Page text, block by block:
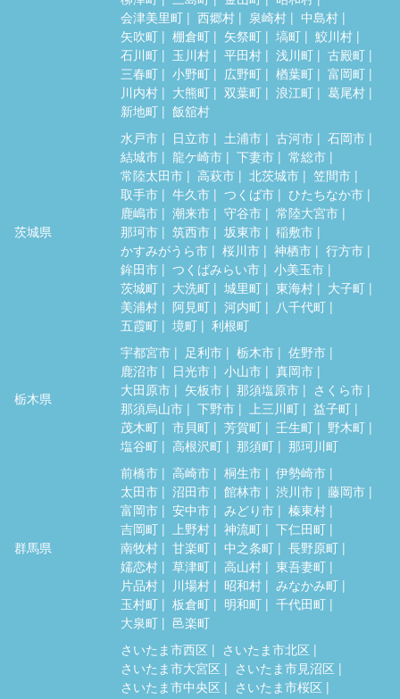
会津美里町
西郷村 泉崎村
中島村
矢吹町
棚倉町 矢祭町 塙町
鮫川村
石川町
玉川村 平田村 浅川町
古殿町
三春町
小野町 広野町 楢葉町
富岡町
川内村
大熊町 双葉町 浪江町
葛尾村
新地町
飯舘村
茨城県
水戸市 日立市 土浦市 古河市
石岡市
結城市
龍ケ崎市 下妻市
常総市
常陸太田市
高萩市 北茨城市
笠間市
取手市
牛久市 つくば市
ひたちなか市
鹿嶋市
潮来市 守谷市
常陸大宮市
那珂市
筑西市 坂東市
稲敷市
かすみがうら市
桜川市 神栖市
行方市
鉾田市
つくばみらい市
小美玉市
茨城町
大洗町 城里町 東海村
大子町
美浦村
阿見町 河内町
八千代町
五霞町
境町 利根町
栃木県
宇都宮市 足利市 栃木市
佐野市
鹿沼市
日光市 小山市
真岡市
大田原市
矢板市 那須塩原市
さくら市
那須烏山市
下野市 上三川町
益子町
茂木町
市貝町 芳賀町 壬生町
野木町
塩谷町
高根沢町 那須町 那珂川町
群馬県
前橋市 高崎市 桐生市
伊勢崎市
太田市
沼田市 館林市 渋川市
藤岡市
富岡市
安中市 みどり市
榛東村
吉岡町
上野村 神流町
下仁田町
南牧村
甘楽町 中之条町
長野原町
嬬恋村
草津町 高山村
東吾妻町
片品村
川場村 昭和村
みなかみ町
玉村町
板倉町 明和町
千代田町
大泉町
邑楽町
さいたま市西区
さいたま市北区
さいたま市大宮区
さいたま市見沼区
さいたま市中央区
さいたま市桜区